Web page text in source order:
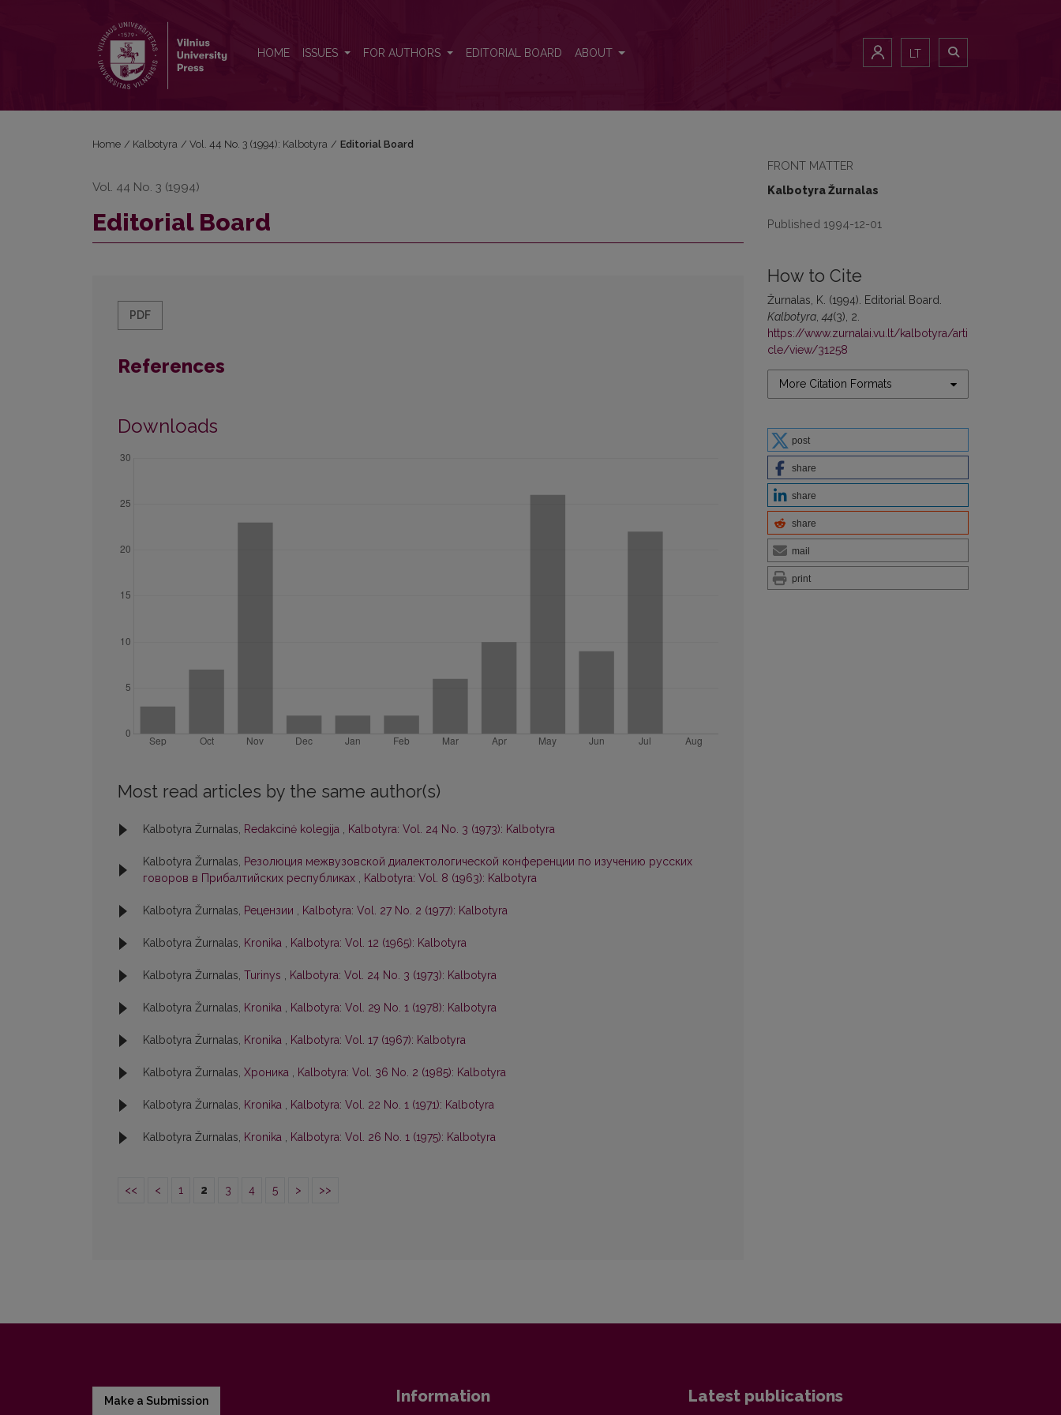
HOME ISSUES FOR AUTHORS EDITORIAL BOARD ABOUT LT
FRONT MATTER
Kalbotyra Žurnalas
Published 1994-12-01
How to Cite
Žurnalas, K. (1994). Editorial Board.
Kalbotyra ,44(3), 2.
https://www.zurnalai.vu.lt/kalbotyra/arti
cle/view/31258
More Citation Formats
post
share
share
share
mail
print
Home / Kalbotyra / Vol. 44 No. 3 (1994): Kalbotyra / Editorial Board
Vol. 44 No. 3 (1994)
Editorial Board
PDF
References
Downloads
Most read articles by the same author(s)
Kalbotyra Žurnalas, Redakcinė kolegija , Kalbotyra: Vol. 24 No. 3 (1973): Kalbotyra
Kalbotyra Žurnalas, Резолюция межвузовской диалектологической конференции по изучению русских
говоров в Прибалтийских республиках , Kalbotyra: Vol. 8 (1963): Kalbotyra
Kalbotyra Žurnalas, Рецензии , Kalbotyra: Vol. 27 No. 2 (1977): Kalbotyra
Kalbotyra Žurnalas, Kronika , Kalbotyra: Vol. 12 (1965): Kalbotyra
Kalbotyra Žurnalas, Turinys , Kalbotyra: Vol. 24 No. 3 (1973): Kalbotyra
Kalbotyra Žurnalas, Kronika , Kalbotyra: Vol. 29 No. 1 (1978): Kalbotyra
Kalbotyra Žurnalas, Kronika , Kalbotyra: Vol. 17 (1967): Kalbotyra
Kalbotyra Žurnalas, Хроника , Kalbotyra: Vol. 36 No. 2 (1985): Kalbotyra
Kalbotyra Žurnalas, Kronika , Kalbotyra: Vol. 22 No. 1 (1971): Kalbotyra
Kalbotyra Žurnalas, Kronika , Kalbotyra: Vol. 26 No. 1 (1975): Kalbotyra
<< < 1 2 3 4 5 > >>
Make a Submission Information Latest publications